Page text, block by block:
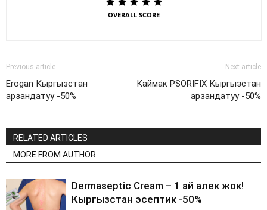
OVERALL SCORE
Previous article
Erogan Кыргызстан
арзандатуу -50%
Next article
Каймак PSORIFIX Кыргызстан
арзандатуу -50%
RELATED ARTICLES
MORE FROM AUTHOR
Dermaseptic Cream – 1 ай алек жок!
Кыргызстан эсептик -50%